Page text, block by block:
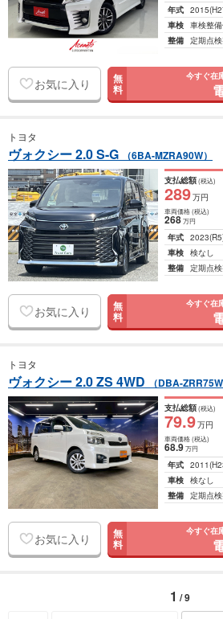
年式 2015
車検 車検整
整備 定期点
お気に入り 無
料
今すぐ在
トヨタ
ヴォクシー 2.0 S-G （6BA-MZRA90W）
支払総額(税込)
289万円
車両価格(税込)
268万円
年式 2023
車検 検なし
整備 定期点
お気に入り 無
料
今すぐ在
トヨタ
ヴォクシー 2.0 ZS 4WD （DBA-ZRR75W
支払総額(税込)
79.9万円
車両価格(税込)
68.9万円
年式 2011
車検 検なし
整備 定期点
お気に入り 無
料
今すぐ在
1 / 9